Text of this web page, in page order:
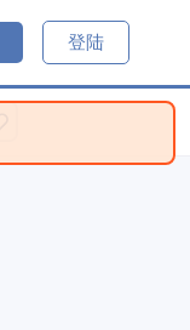
登陆